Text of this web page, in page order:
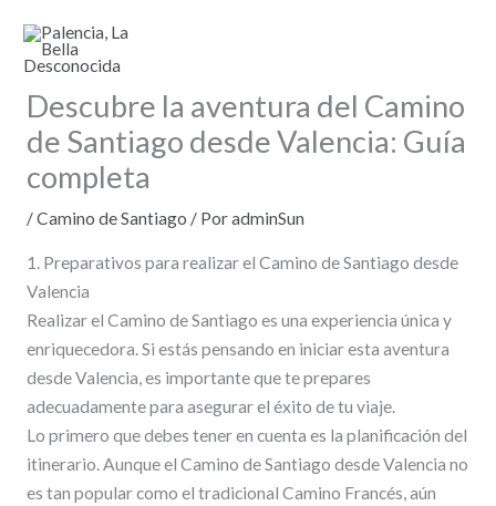
contenido
Descubre la aventura del Camino
de Santiago desde Valencia: Guía
completa
/Camino de Santiago / PoradminSun
1. Preparativos para realizar el Camino de Santiago desde
Valencia
Realizar el Camino de Santiago es una experiencia única y
enriquecedora. Si estás pensando en iniciar esta aventura
desde Valencia, es importante que te prepares
adecuadamente para asegurar el éxito de tu viaje.
Lo primero que debes tener en cuenta es la planificación del
itinerario. Aunque el Camino de Santiago desde Valencia no
es tan popular como el tradicional Camino Francés, aún